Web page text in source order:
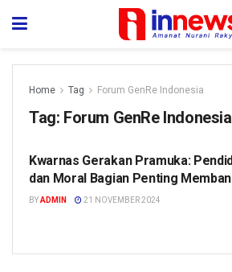
Home Tag Forum GenRe Indonesia
Tag: Forum GenRe Indonesia
HUMANIORA
Kwarnas Gerakan Pramuka:
dan Moral Bagian Penting
BYADMIN 21 NOVEMBER 2024